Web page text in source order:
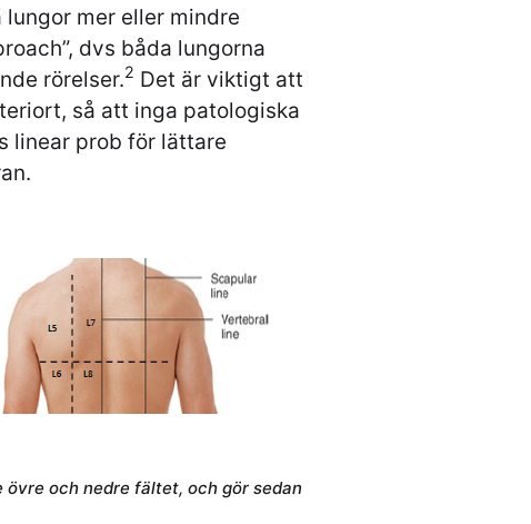
mer eller mindre
dvs båda lungorna
rörelser.​2​ Det är viktigt att
så att inga patologiska
linear prob för lättare
och nedre fältet, och gör sedan